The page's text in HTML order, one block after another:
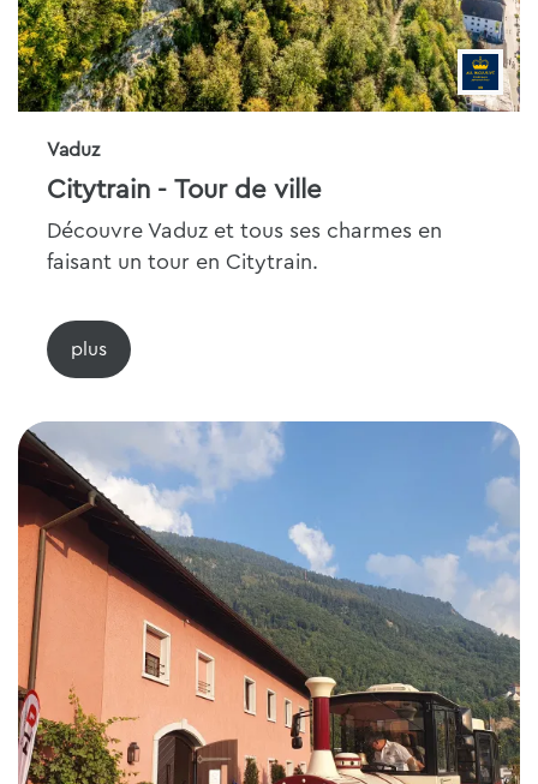
Vaduz
Citytrain - Tour de ville
Découvre Vaduz et tous ses charmes en
faisant un tour en Citytrain.